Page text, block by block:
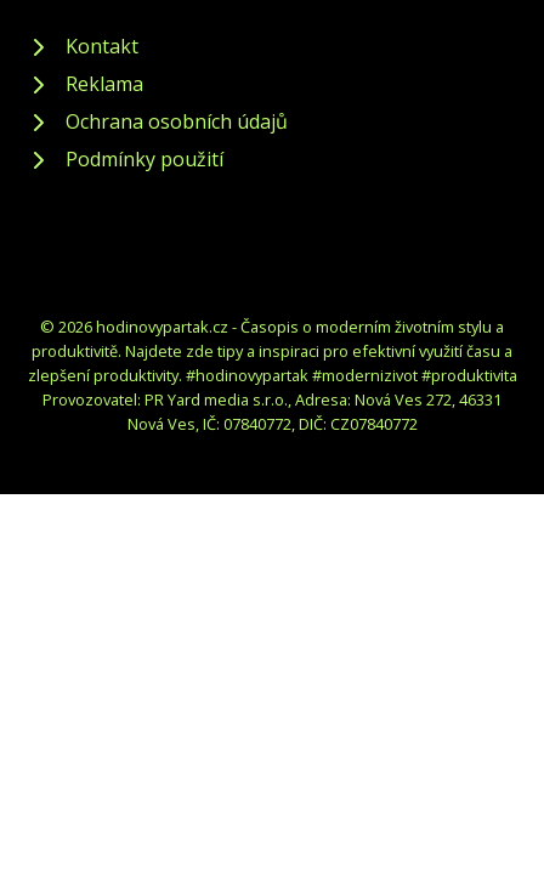
Kontakt
Reklama
Ochrana osobních údajů
Podmínky použití
© 2026 hodinovypartak.cz - Časopis o moderním životním stylu a
produktivitě. Najdete zde tipy a inspiraci pro efektivní využití času a
zlepšení produktivity. #hodinovypartak #modernizivot #produktivita
Provozovatel: PR Yard media s.r.o., Adresa: Nová Ves 272, 46331
Nová Ves, IČ: 07840772, DIČ: CZ07840772